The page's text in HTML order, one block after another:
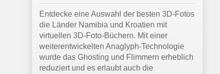
Entdecke eine Auswahl der besten 3D-Fotos
die Länder Namibia und Kroatien mit
virtuellen 3D-Foto-Büchern. Mit einer
weiterentwickelten Anaglyph-Technologie
wurde das Ghosting und Flimmern erheblich
reduziert und es erlaubt auch die